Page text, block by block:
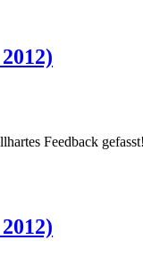
Feedback gefasst!